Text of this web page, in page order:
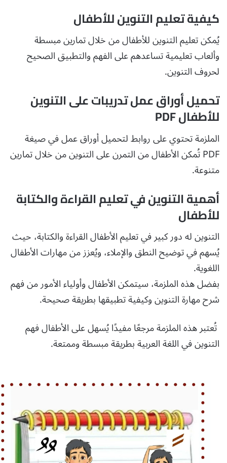
كيفية تعليم التنوين للأطفال
يُمكن تعليم التنوين للأطفال من خلال تمارين مبسطة
وألعاب تعليمية تساعدهم على الفهم والتطبيق الصحيح
لحروف التنوين.
تحميل أوراق عمل تدريبات على التنوين
للأطفال PDF
الملزمة تحتوي على روابط لتحميل أوراق عمل في صيغة
PDF تُمكن الأطفال من التمرن على التنوين من خلال تمارين
متنوعة.
أهمية التنوين في تعليم القراءة والكتابة
للأطفال
التنوين له دور كبير في تعليم الأطفال القراءة والكتابة، حيث
يُسهم في توضيح النطق والإملاء، ويُعزز من مهارات الأطفال
اللغوية.
بفضل هذه الملزمة، سيتمكن الأطفال وأولياء الأمور من فهم
شرح مهارة التنوين وكيفية تطبيقها بطريقة صحيحة.
تُعتبر هذه الملزمة مرجعًا مفيدًا يُسهل على الأطفال فهم
التنوين في اللغة العربية بطريقة مبسطة وممتعة.